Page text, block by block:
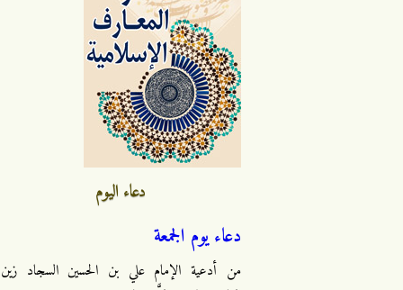
دعاء اليوم
دعاء يوم الجمعة
من أدعية الإمام علي بن الحسين السجاد زين